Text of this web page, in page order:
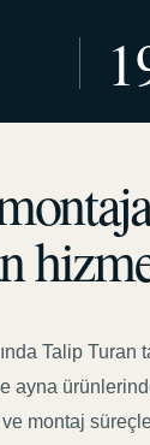
Talip Turan
ayna
montaj